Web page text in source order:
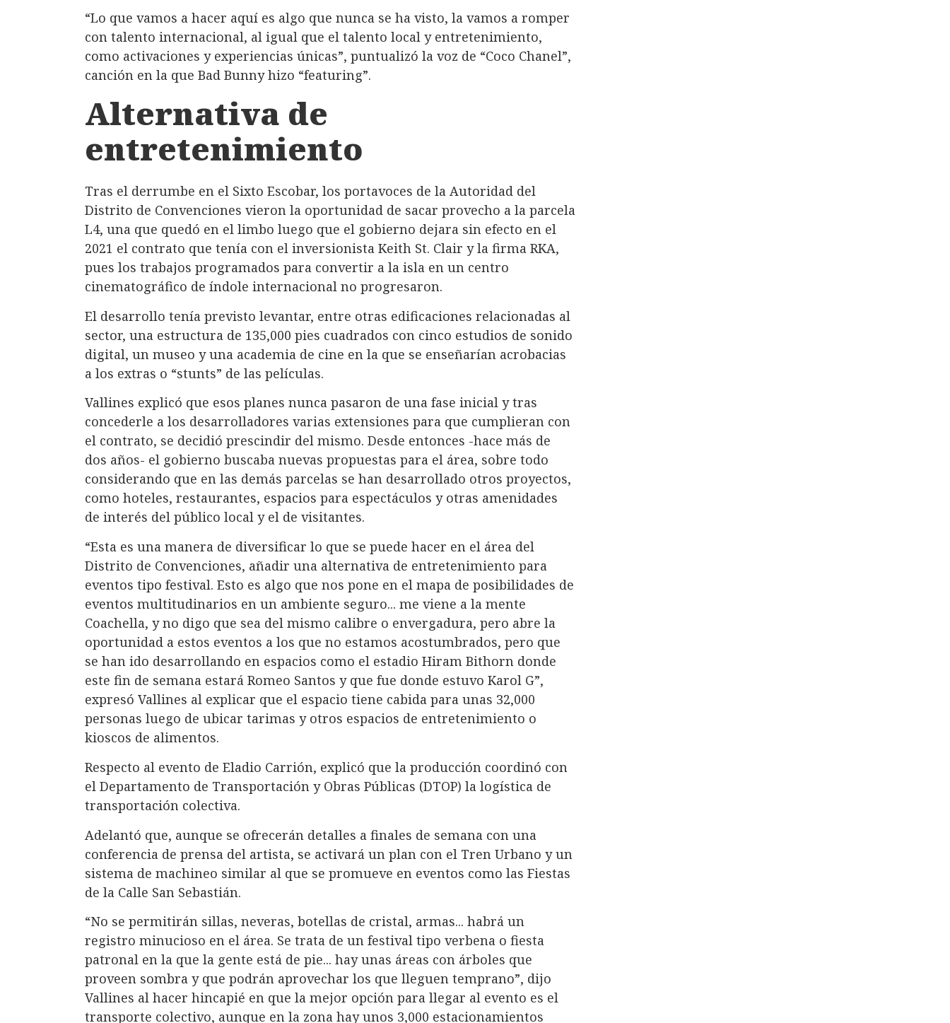
“Lo que vamos a hacer aquí es algo que nunca se ha visto, la vamos a romper
con talento internacional, al igual que el talento local y entretenimiento,
como activaciones y experiencias únicas”, puntualizó la voz de “Coco Chanel”,
canción en la que Bad Bunny hizo “featuring”.
Alternativa de
entretenimiento
Tras el derrumbe en el Sixto Escobar, los portavoces de la Autoridad del
Distrito de Convenciones vieron la oportunidad de sacar provecho a la parcela
L4, una que quedó en el limbo luego que el gobierno dejara sin efecto en el
2021 el contrato que tenía con el inversionista Keith St. Clair y la firma RKA,
pues los trabajos programados para convertir a la isla en un centro
cinematográfico de índole internacional no progresaron.
El desarrollo tenía previsto levantar, entre otras edificaciones relacionadas al
sector, una estructura de 135,000 pies cuadrados con cinco estudios de sonido
digital, un museo y una academia de cine en la que se enseñarían acrobacias
a los extras o “stunts” de las películas.
Vallines explicó que esos planes nunca pasaron de una fase inicial y tras
concederle a los desarrolladores varias extensiones para que cumplieran con
el contrato, se decidió prescindir del mismo. Desde entonces -hace más de
dos años- el gobierno buscaba nuevas propuestas para el área, sobre todo
considerando que en las demás parcelas se han desarrollado otros proyectos,
como hoteles, restaurantes, espacios para espectáculos y otras amenidades
de interés del público local y el de visitantes.
“Esta es una manera de diversificar lo que se puede hacer en el área del
Distrito de Convenciones, añadir una alternativa de entretenimiento para
eventos tipo festival. Esto es algo que nos pone en el mapa de posibilidades de
eventos multitudinarios en un ambiente seguro... me viene a la mente
Coachella, y no digo que sea del mismo calibre o envergadura, pero abre la
oportunidad a estos eventos a los que no estamos acostumbrados, pero que
se han ido desarrollando en espacios como el estadio Hiram Bithorn donde
este fin de semana estará Romeo Santos y que fue donde estuvo Karol G”,
expresó Vallines al explicar que el espacio tiene cabida para unas 32,000
personas luego de ubicar tarimas y otros espacios de entretenimiento o
kioscos de alimentos.
Respecto al evento de Eladio Carrión, explicó que la producción coordinó con
el Departamento de Transportación y Obras Públicas (DTOP) la logística de
transportación colectiva.
Adelantó que, aunque se ofrecerán detalles a finales de semana con una
conferencia de prensa del artista, se activará un plan con el Tren Urbano y un
sistema de machineo similar al que se promueve en eventos como las Fiestas
de la Calle San Sebastián.
“No se permitirán sillas, neveras, botellas de cristal, armas... habrá un
registro minucioso en el área. Se trata de un festival tipo verbena o fiesta
patronal en la que la gente está de pie... hay unas áreas con árboles que
proveen sombra y que podrán aprovechar los que lleguen temprano”, dijo
Vallines al hacer hincapié en que la mejor opción para llegar al evento es el
transporte colectivo, aunque en la zona hay unos 3,000 estacionamientos